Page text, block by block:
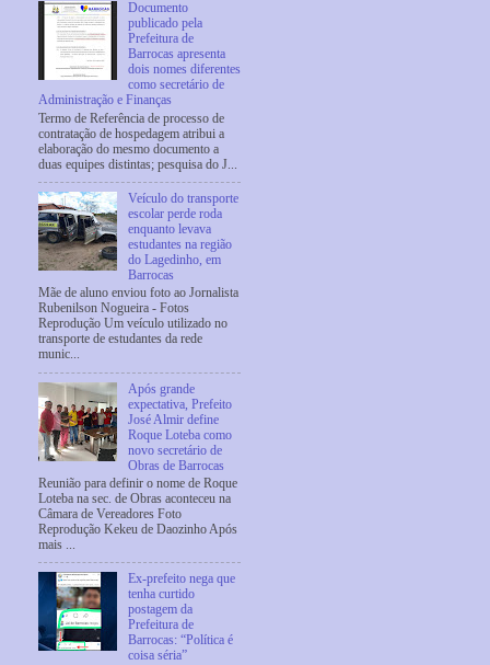
Documento
publicado pela
Prefeitura de
Barrocas apresenta
dois nomes diferentes
como secretário de
Administração e Finanças
Termo de Referência de processo de
contratação de hospedagem atribui a
elaboração do mesmo documento a
duas equipes distintas; pesquisa do J...
Veículo do transporte
escolar perde roda
enquanto levava
estudantes na região
do Lagedinho, em
Barrocas
Mãe de aluno enviou foto ao Jornalista
Rubenilson Nogueira - Fotos
Reprodução Um veículo utilizado no
transporte de estudantes da rede
munic...
Após grande
expectativa, Prefeito
José Almir define
Roque Loteba como
novo secretário de
Obras de Barrocas
Reunião para definir o nome de Roque
Loteba na sec. de Obras aconteceu na
Câmara de Vereadores Foto
Reprodução Kekeu de Daozinho Após
mais ...
Ex-prefeito nega que
tenha curtido
postagem da
Prefeitura de
Barrocas: “Política é
coisa séria”